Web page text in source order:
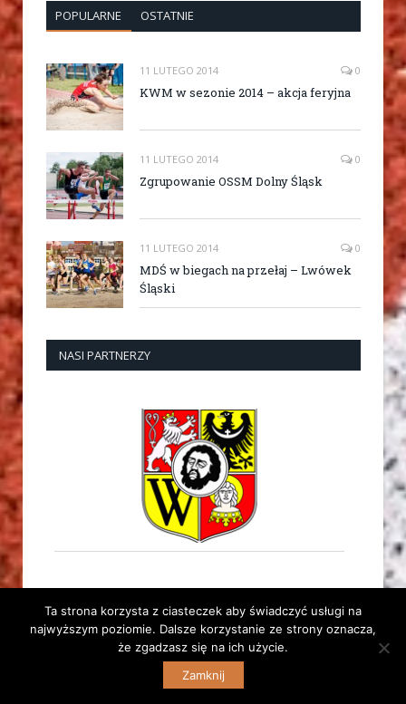
POPULARNE OSTATNIE
11 LUTEGO 2014 0
KWM w sezonie 2014 – akcja feryjna
11 LUTEGO 2014 0
Zgrupowanie OSSM Dolny Śląsk
11 LUTEGO 2014 0
MDŚ w biegach na przełaj – Lwówek
Śląski
NASI PARTNERZY
© 2014 Dolnośląski Związek Lekkiej Atletyki. Wszelkie
prawa zastrzeżone. | Stara strona:
Ta strona korzysta z ciasteczek aby świadczyć usługi na
najwyższym poziomie. Dalsze korzystanie ze strony oznacza,
że zgadzasz się na ich użycie.
Zamknij